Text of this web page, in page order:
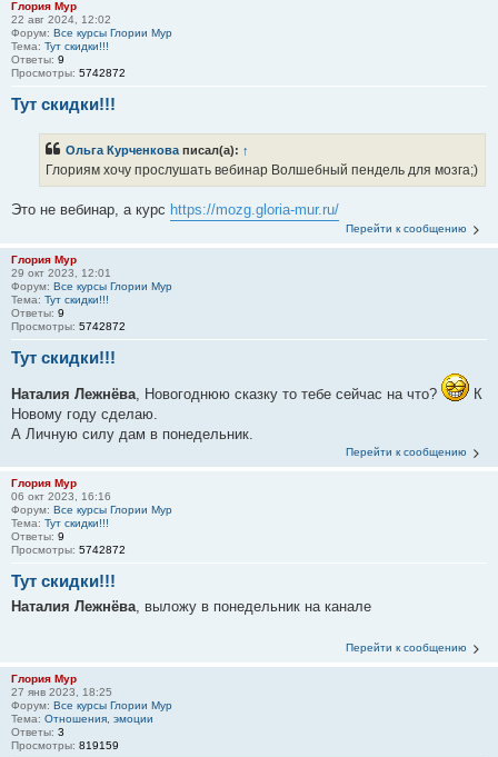
Глория Мур
22 авг 2024, 12:02
Форум: Все курсы Глории Мур
Тема: Тут скидки!!!
Ответы: 9
Просмотры: 5742872
Тут скидки!!!
Ольга Курченкова писал(а): ↑
Глориям хочу прослушать вебинар Волшебный пендель для мозга;)
Это не вебинар, а курс https://mozg.gloria-mur.ru/
Перейти к сообщению
Глория Мур
29 окт 2023, 12:01
Форум: Все курсы Глории Мур
Тема: Тут скидки!!!
Ответы: 9
Просмотры: 5742872
Тут скидки!!!
Наталия Лежнёва, Новогоднюю сказку то тебе сейчас на что?
К
Новому году сделаю.
А Личную силу дам в понедельник.
Перейти к сообщению
Глория Мур
06 окт 2023, 16:16
Форум: Все курсы Глории Мур
Тема: Тут скидки!!!
Ответы: 9
Просмотры: 5742872
Тут скидки!!!
Наталия Лежнёва , выложу в понедельник на канале
Перейти к сообщению
Глория Мур
27 янв 2023, 18:25
Форум: Все курсы Глории Мур
Тема: Отношения, эмоции
Ответы: 3
Просмотры: 819159